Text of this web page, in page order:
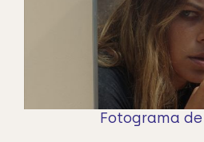
Fotograma de